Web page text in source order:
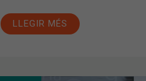
LLEGIR MÉS